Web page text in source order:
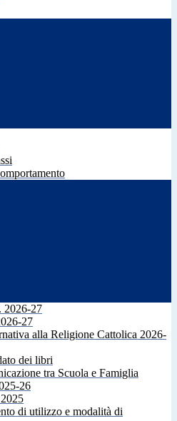
2026-27
27
alla Religione Cattolica 2026-
dei libri
tra Scuola e Famiglia
26
di utilizzo e modalità di